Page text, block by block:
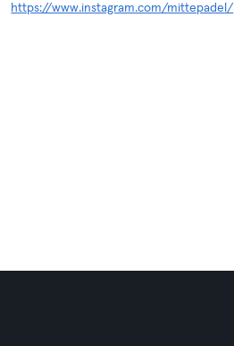
https://www.instagram.com/mittepadel/